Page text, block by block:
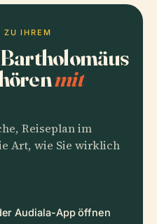
ZU IHREM
mit
Reiseplan im
Art, wie Sie wirklich
Audiala-App öffnen